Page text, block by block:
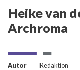
Heike van
Archroma
Autor
Redaktion